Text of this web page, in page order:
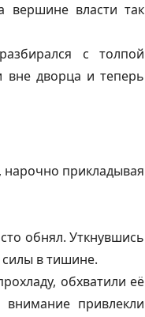
власти так
с толпой
вне дворца и теперь
прикладывая
обнял. Уткнувшись
в тишине.
обхватили её
привлекли